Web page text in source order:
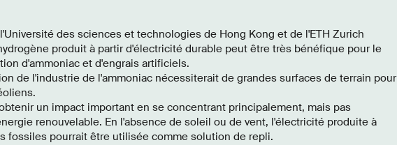
des sciences et technologies de Hong Kong et de l'ETH Zurich
produit à partir d'électricité durable peut être très bénéfique pour le
d'ammoniac et d'engrais artificiels.
de l'industrie de l'ammoniac nécessiterait de grandes surfaces de terrain pour
un impact important en se concentrant principalement, mais pas
renouvelable. En l'absence de soleil ou de vent, l'électricité produite à
fossiles pourrait être utilisée comme solution de repli.